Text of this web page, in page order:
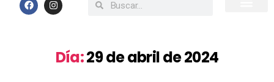
Día:29 de abril de 2024